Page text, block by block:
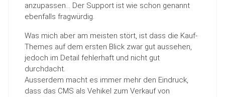
anzupassen… Der Support ist wie schon genannt
ebenfalls fragwürdig.
Was mich aber am meisten stört, ist dass die Kauf-
Themes auf dem ersten Blick zwar gut aussehen,
jedoch im Detail fehlerhaft und nicht gut
durchdacht.
Ausserdem macht es immer mehr den Eindruck,
dass das CMS als Vehikel zum Verkauf von